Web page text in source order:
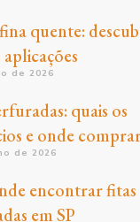
quente:
aplicações
de 2026
quais os
e onde
de 2026
encontrar fitas
em SP